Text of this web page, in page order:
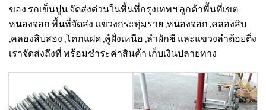
ของ รถเข็นปูน จัดส่งด่วนในพื้นที่กรุงเทพฯ ลูกค้าพื้นที่เขต
หนองจอก พื้นที่จัดส่ง แขวงกระทุ่มราย ,หนองจอก ,คลองสิบ
,คลองสิบสอง ,โคกแฝด ,คู้ฝั่งเหนือ ,ลำผักชี และแขวงลำต้อยติ่ง
เราจัดส่งถึงที่ พร้อมชำระค่าสินค้า เก็บเงินปลายทาง